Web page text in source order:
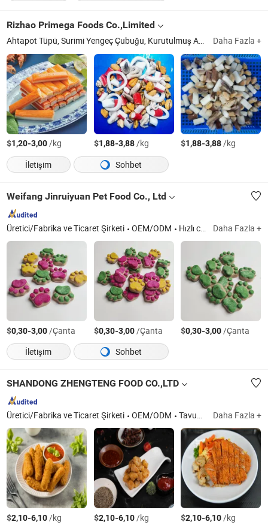
Rizhao Primega Foods Co.,Limited
Ahtapot Tüpü, Surimi Yengeç Çubuğu, Kurutulmuş Ahtapot Atıştırmalığı, Donmuş Deniz Balığı, Donmuş Deniz Ürünleri Karışımı, Donmuş Kabuklu Deniz Ürünleri, Altın Pompano, Ahtapot Halkaları Daha Fazla +
$1,20-3,00/kg $1,88-3,88/kg $1,88-3,88/kg
İletişim
Sohbet
Weifang Jinruiyuan Pet Food Co., Ltd
Üretici/Fabrika ve Ticaret Şirketi OEM/ODM Hızlı cevap Daha Fazla +
$0,30-3,00/Çanta $0,30-3,00/Çanta $0,30-3,00/Çanta
İletişim
Sohbet
SHANDONG ZHENGTENG FOOD CO.,LTD
Üretici/Fabrika ve Ticaret Şirketi OEM/ODM Tavuk Göğsü, Donmuş Tavuk Göğsü, Tavuk, Tavuk Eti, Donmuş Tavuk Daha Fazla +
$2,10-6,10/kg $2,10-6,10/kg $2,10-6,10/kg